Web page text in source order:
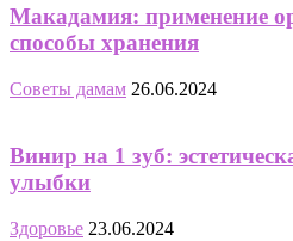
Макадамия: применение
способы хранения
Советы дамам 26.06.2024
Винир на 1 зуб:
улыбки
Здоровье 23.06.2024